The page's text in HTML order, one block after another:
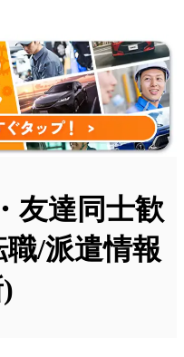
友達同士歓
/派遣情報